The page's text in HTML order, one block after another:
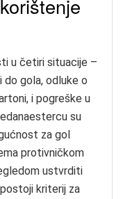
u četiri situacije –
do gola, odluke o
i pogreške u
su
za gol
protivničkom
ustvrditi
kriterij za